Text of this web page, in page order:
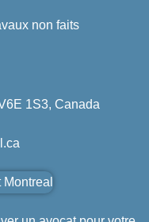
non faits
1S3, Canada